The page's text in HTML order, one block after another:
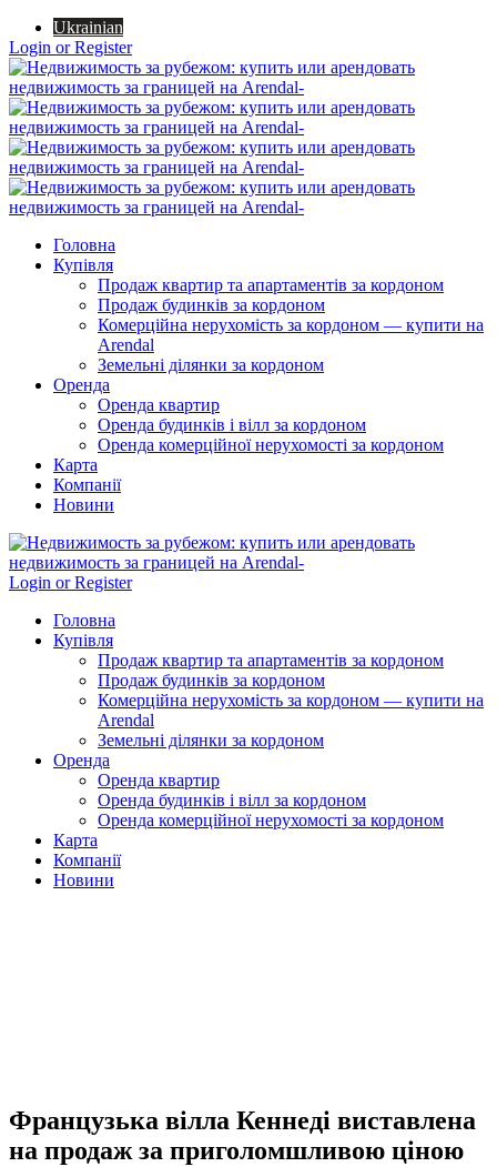
Ukrainian
Login or Register
Головна
Купівля
Продаж квартир та апартаментів за кордоном
Продаж будинків за кордоном
Комерційна нерухомість за кордоном — купити на
Arendal
Земельні ділянки за кордоном
Оренда
Оренда квартир
Оренда будинків і вілл за кордоном
Оренда комерційної нерухомості за кордоном
Карта
Компанії
Новини
Login or Register
Головна
Купівля
Продаж квартир та апартаментів за кордоном
Продаж будинків за кордоном
Комерційна нерухомість за кордоном — купити на
Arendal
Земельні ділянки за кордоном
Оренда
Оренда квартир
Оренда будинків і вілл за кордоном
Оренда комерційної нерухомості за кордоном
Карта
Компанії
Новини
Французька вілла Кеннеді виставлена
на продаж за приголомшливою ціною